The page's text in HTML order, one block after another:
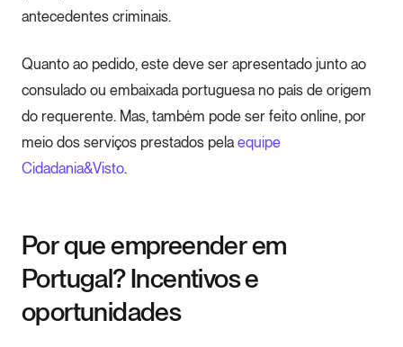
antecedentes criminais.
Quanto ao pedido, este deve ser apresentado junto ao
consulado ou embaixada portuguesa no país de origem
do requerente. Mas, também pode ser feito online, por
meio dos serviços prestados pela equipe
Cidadania&Visto.
Por que empreender em
Portugal? Incentivos e
oportunidades